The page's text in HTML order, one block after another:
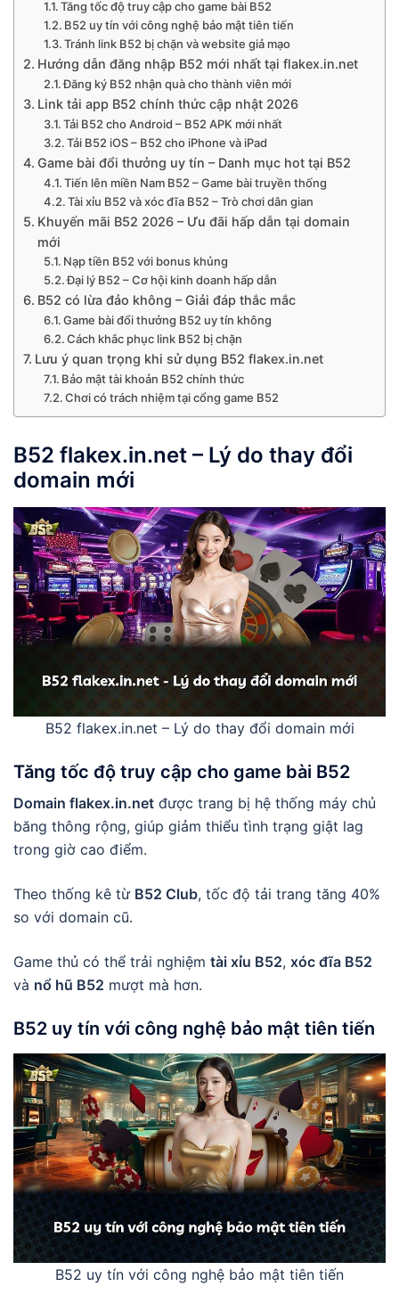
Tăng tốc độ truy cập cho game bài B52
B52 uy tín với công nghệ bảo mật tiên tiến
Tránh link B52 bị chặn và website giả mạo
Hướng dẫn đăng nhập B52 mới nhất tại flakex.in.net
Đăng ký B52 nhận quà cho thành viên mới
Link tải app B52 chính thức cập nhật 2026
Tải B52 cho Android – B52 APK mới nhất
Tải B52 iOS – B52 cho iPhone và iPad
Game bài đổi thưởng uy tín – Danh mục hot tại B52
Tiến lên miền Nam B52 – Game bài truyền thống
Tài xỉu B52 và xóc đĩa B52 – Trò chơi dân gian
Khuyến mãi B52 2026 – Ưu đãi hấp dẫn tại domain
mới
Nạp tiền B52 với bonus khủng
Đại lý B52 – Cơ hội kinh doanh hấp dẫn
B52 có lừa đảo không – Giải đáp thắc mắc
Game bài đổi thưởng B52 uy tín không
Cách khắc phục link B52 bị chặn
Lưu ý quan trọng khi sử dụng B52 flakex.in.net
Bảo mật tài khoản B52 chính thức
Chơi có trách nhiệm tại cổng game B52
B52 flakex.in.net – Lý do thay đổi
domain mới
B52 flakex.in.net – Lý do thay đổi domain mới
Tăng tốc độ truy cập cho game bài B52
Domain flakex.in.net được trang bị hệ thống máy chủ
băng thông rộng, giúp giảm thiểu tình trạng giật lag
trong giờ cao điểm.
Theo thống kê từ B52 Club, tốc độ tải trang tăng 40%
so với domain cũ.
Game thủ có thể trải nghiệm tài xỉu B52, xóc đĩa B52
và nổ hũ B52 mượt mà hơn.
B52 uy tín với công nghệ bảo mật tiên tiến
B52 uy tín với công nghệ bảo mật tiên tiến